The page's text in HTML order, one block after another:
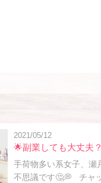
2021/05/12
🌟副業しても大丈夫？
手荷物多い系女子、瀬
不思議です🤔💭 チャ